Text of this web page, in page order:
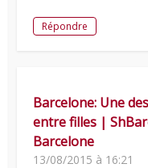
Répondre
Barcelone: Une
entre filles |
Barcelone
13/08/2015 à 16:21